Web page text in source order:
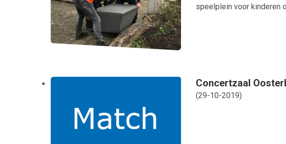
speelplein voor kinderen
Concertzaal
(29-10-2019)